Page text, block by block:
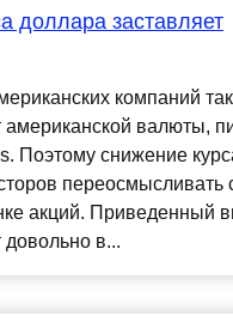
доллара заставляет
компаний
американской валюты,
Поэтому снижение
переосмысливать
акций. Приведенный
довольно в...